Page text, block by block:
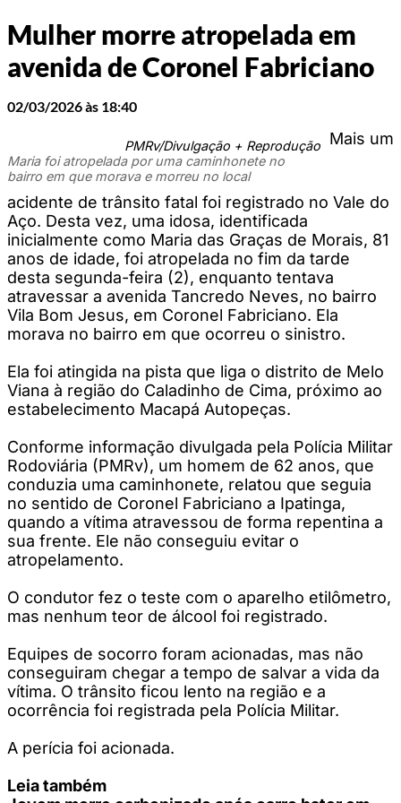
Mulher morre atropelada em
avenida de Coronel Fabriciano
02/03/2026 às 18:40
PMRv/Divulgação + Reprodução
Maria foi atropelada por uma caminhonete no
bairro em que morava e morreu no local
Mais um
acidente de trânsito fatal foi registrado no Vale do
Aço. Desta vez, uma idosa, identificada
inicialmente como Maria das Graças de Morais, 81
anos de idade, foi atropelada no fim da tarde
desta segunda-feira (2), enquanto tentava
atravessar a avenida Tancredo Neves, no bairro
Vila Bom Jesus, em Coronel Fabriciano. Ela
morava no bairro em que ocorreu o sinistro.
Ela foi atingida na pista que liga o distrito de Melo
Viana à região do Caladinho de Cima, próximo ao
estabelecimento Macapá Autopeças.
Conforme informação divulgada pela Polícia Militar
Rodoviária (PMRv), um homem de 62 anos, que
conduzia uma caminhonete, relatou que seguia
no sentido de Coronel Fabriciano a Ipatinga,
quando a vítima atravessou de forma repentina a
sua frente. Ele não conseguiu evitar o
atropelamento.
O condutor fez o teste com o aparelho etilômetro,
mas nenhum teor de álcool foi registrado.
Equipes de socorro foram acionadas, mas não
conseguiram chegar a tempo de salvar a vida da
vítima. O trânsito ficou lento na região e a
ocorrência foi registrada pela Polícia Militar.
A perícia foi acionada.
Leia também